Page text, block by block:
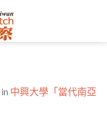
in 中興大學「當代南亞